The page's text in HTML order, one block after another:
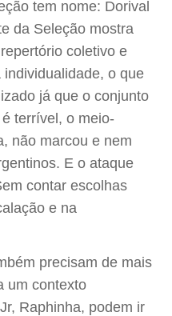
tem nome: Dorival
da Seleção mostra
coletivo e
o que
já que o conjunto
terrível, o meio-
não marcou e nem
E o ataque
contar escolhas
e na
precisam de mais
um contexto
Raphinha, podem ir